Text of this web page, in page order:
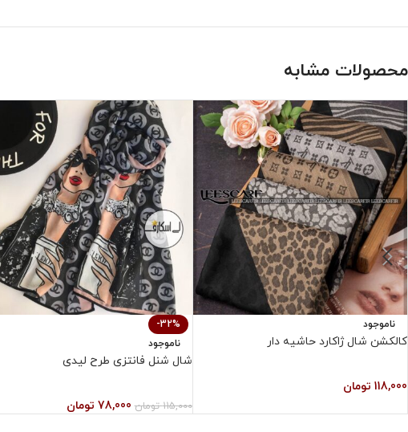
محصولات مشابه
ناموجود
کالکشن شال ژاکارد حاشیه دار
118,000 تومان
-32%
ناموجود
شال شنل فانتزی طرح لیدی
115,000 تومان 78,000 تومان